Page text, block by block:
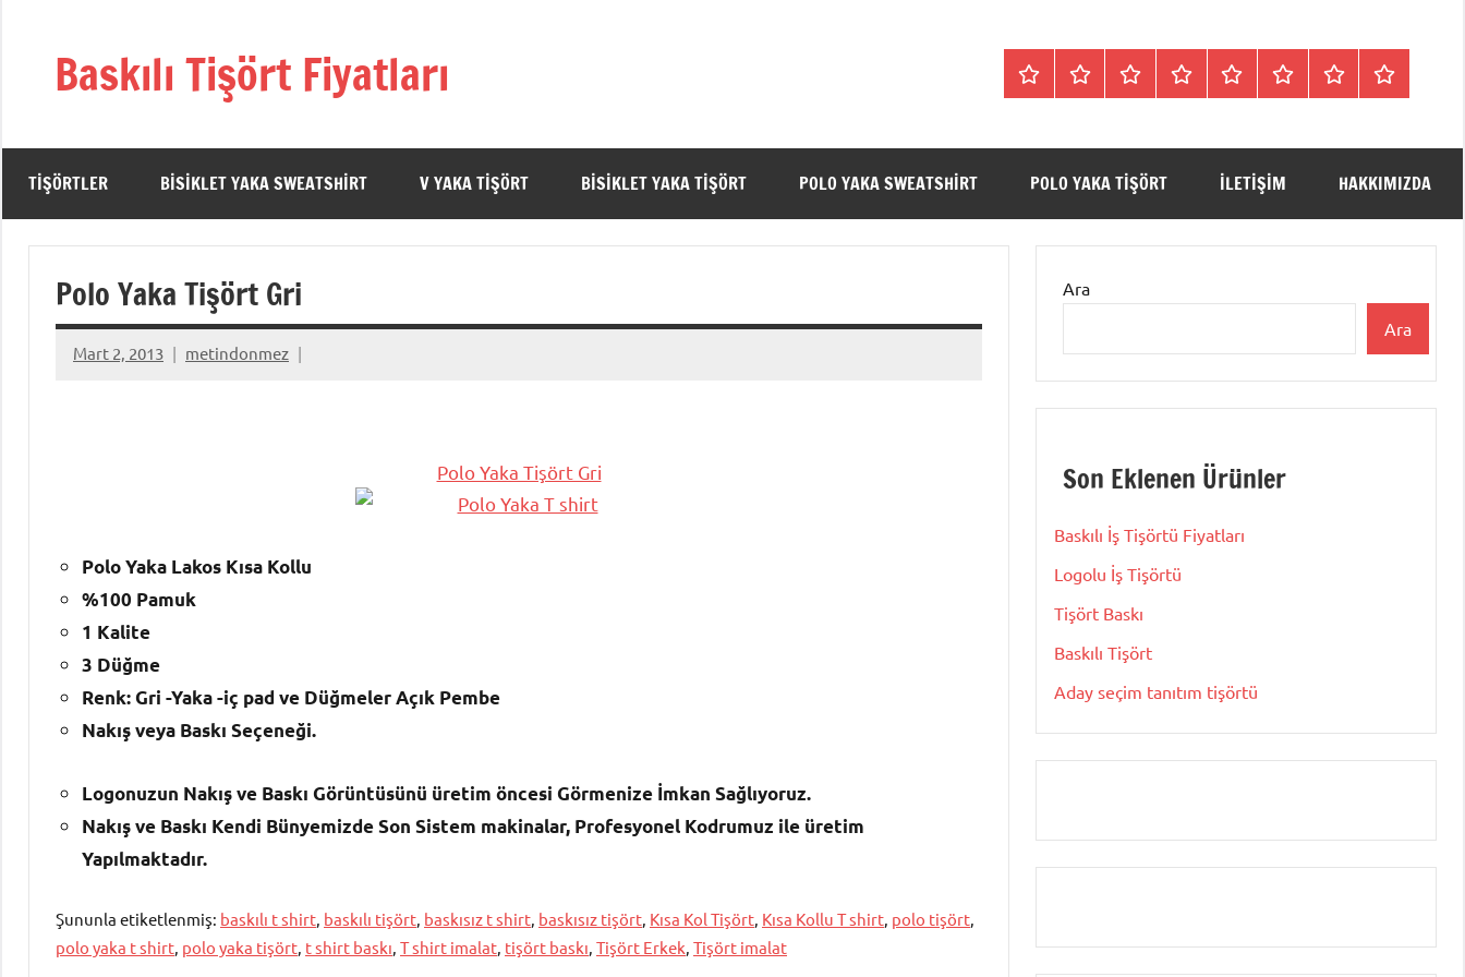
Baskılı Tişört Fiyatları TişörtlerBisiklet
SweatShirt
V
Tişört
Bisiklet
Tişört
Polo
Sweatshirt
Polo
Tişört
iletişimHakkımızda
TIŞÖRTLER BISIKLET YAKA SWEATSHIRT V YAKA TIŞÖRT BISIKLET YAKA TIŞÖRT POLO YAKA SWEATSHIRT POLO YAKA TIŞÖRT ILETIŞIM HAKKIMIZDA
Polo Yaka Tişört Gri
Mart 2, 2013 metindonmez
Polo Yaka Tişört Gri
Polo Yaka Lakos Kısa Kollu
%100 Pamuk
1 Kalite
3 Düğme
Renk: Gri -Yaka -iç pad ve Düğmeler Açık Pembe
Nakış veya Baskı Seçeneği.
Logonuzun Nakış ve Baskı Görüntüsünü üretim öncesi Görmenize İmkan Sağlıyoruz.
Nakış ve Baskı Kendi Bünyemizde Son Sistem makinalar, Profesyonel Kodrumuz ile üretim
Yapılmaktadır.
Şununla etiketlenmiş: baskılı t shirt, baskılı tişört, baskısız t shirt, baskısız tişört, Kısa Kol Tişört, Kısa Kollu T shirt, polo tişört,
polo yaka t shirt, polo yaka tişört, t shirt baskı, T shirt imalat, tişört baskı, Tişört Erkek, Tişört imalat
Ara
Ara
Son Eklenen Ürünler
Baskılı İş Tişörtü Fiyatları
Logolu İş Tişörtü
Tişört Baskı
Baskılı Tişört
Aday seçim tanıtım tişörtü